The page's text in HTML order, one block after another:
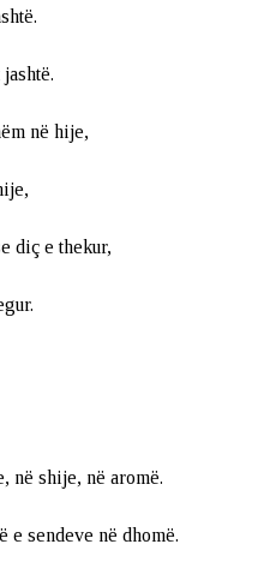
në hije,
diç e thekur,
në shije, në aromë.
e sendeve në dhomë.